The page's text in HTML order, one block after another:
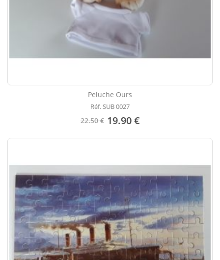
Peluche Ours
Réf. SUB 0027
22.50 € 19.90 €